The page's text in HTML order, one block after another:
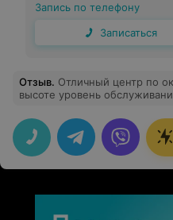
Запись по телефону
Записаться
Отзыв. Отличный центр по
высоте уровень